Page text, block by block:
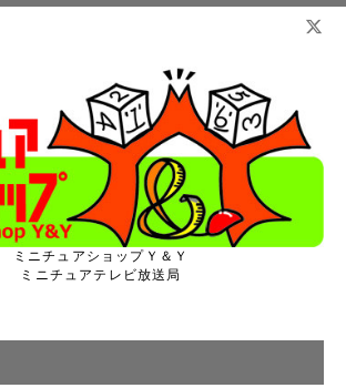
ミニチュアショップＹ＆Ｙ
ミニチュアテレビ放送局